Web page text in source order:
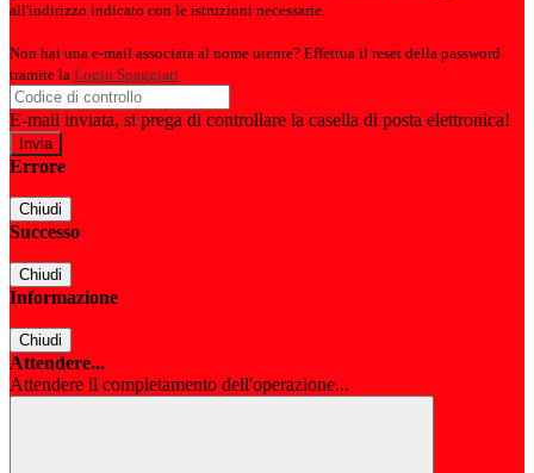
all'indirizzo indicato con le istruzioni necessarie.
Non hai una e-mail associata al nome utente? Effettua il reset della password
tramite la Login Spaggiari
E-mail inviata, si prega di controllare la casella di posta elettronica!
Errore
Chiudi
Successo
Chiudi
Informazione
Chiudi
Attendere...
Attendere il completamento dell'operazione...